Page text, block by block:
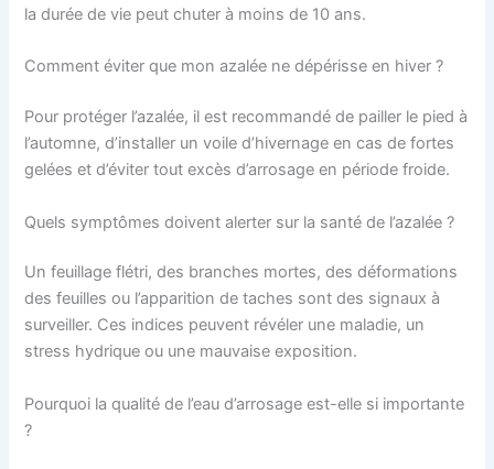
la durée de vie peut chuter à moins de 10 ans.
Comment éviter que mon azalée ne dépérisse en hiver ?
Pour protéger l’azalée, il est recommandé de pailler le pied à
l’automne, d’installer un voile d’hivernage en cas de fortes
gelées et d’éviter tout excès d’arrosage en période froide.
Quels symptômes doivent alerter sur la santé de l’azalée ?
Un feuillage flétri, des branches mortes, des déformations
des feuilles ou l’apparition de taches sont des signaux à
surveiller. Ces indices peuvent révéler une maladie, un
stress hydrique ou une mauvaise exposition.
Pourquoi la qualité de l’eau d’arrosage est-elle si importante
?